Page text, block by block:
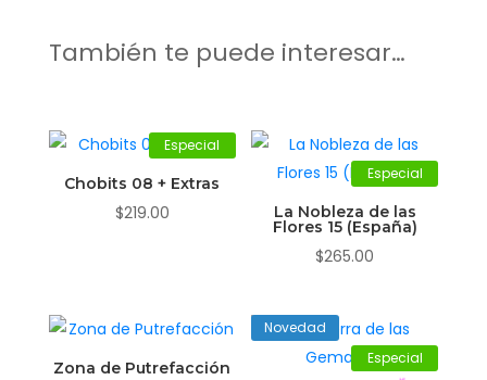
También te puede interesar…
Especial
Chobits 08 + Extras
$219.00
Especial
La Nobleza de las
Flores 15 (España)
$265.00
Zona de Putrefacción
Especial
Novedad